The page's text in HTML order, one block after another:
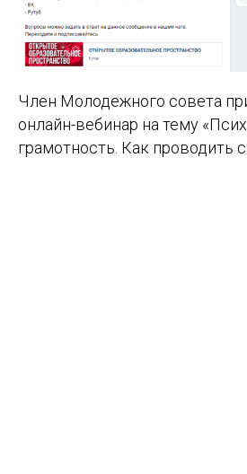
Член Молодежного совета
онлайн-вебинар на тему
грамотность. Как проводить